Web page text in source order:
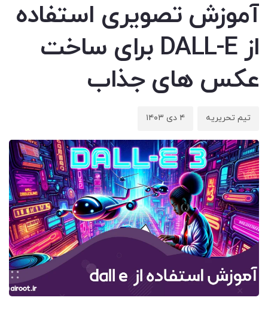
آموزش تصویری استفاده
از DALL-E برای ساخت
عکس های جذاب
تیم تحریریه ۴ دی ۱۴۰۳